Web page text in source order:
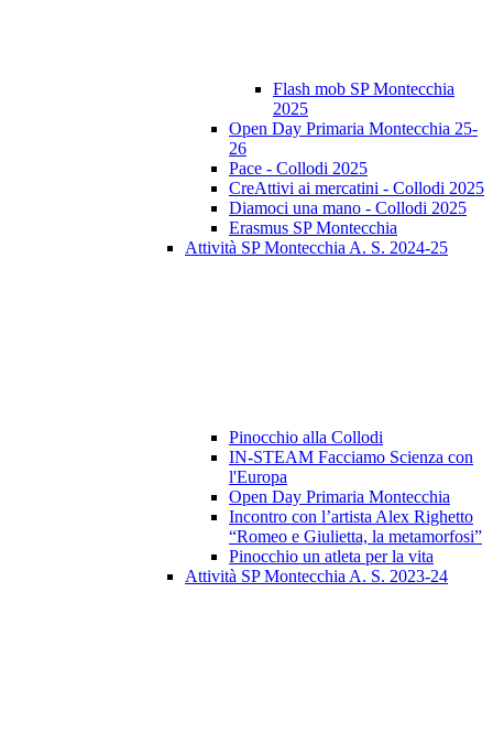
Flash mob SP Montecchia
2025
Open Day Primaria Montecchia 25-
26
Pace - Collodi 2025
CreAttivi ai mercatini - Collodi 2025
Diamoci una mano - Collodi 2025
Erasmus SP Montecchia
Attività SP Montecchia A. S. 2024-25
Pinocchio alla Collodi
IN-STEAM Facciamo Scienza con
l'Europa
Open Day Primaria Montecchia
Incontro con l’artista Alex Righetto
“Romeo e Giulietta, la metamorfosi”
Pinocchio un atleta per la vita
Attività SP Montecchia A. S. 2023-24